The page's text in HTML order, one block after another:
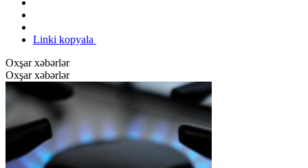
Linki kopyala
Oxşar xəbərlər
Oxşar xəbərlər